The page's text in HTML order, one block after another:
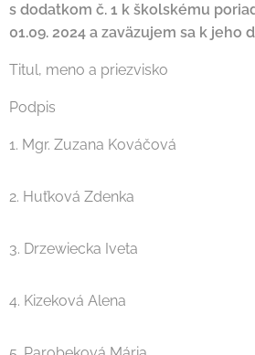
s dodatkom č. 1 k školskému
01.09. 2024 a zaväzujem sa k jeho
Titul, meno a priezvisko
Podpis
1. Mgr. Zuzana Kováčová
2. Huťková Zdenka
3. Drzewiecka Iveta
4. Kizeková Alena